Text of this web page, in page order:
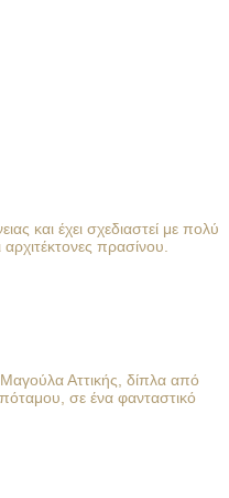
και έχει σχεδιαστεί με πολύ
πρασίνου.
Αττικής, δίπλα από
σε ένα φανταστικό